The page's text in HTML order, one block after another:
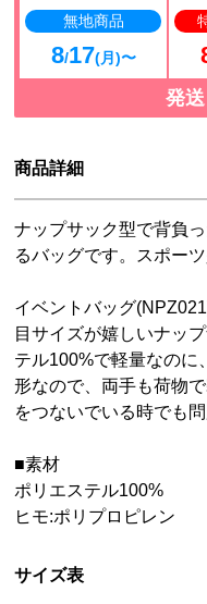
無地商品
8/17(月)〜
発
商品詳細
ナップサック型で背負
るバッグです。スポー
イベントバッグ
目サイズが嬉しいナッ
テル100%で軽量なのに
形なので、両手も荷物
をつないでいる時でも
■素材
ポリエステル100%
ヒモ:ポリプロピレン
サイズ表